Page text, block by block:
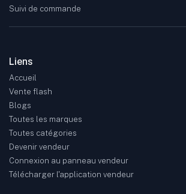
Suivi de commande
Liens
Accueil
Vente flash
Blogs
Toutes les marques
Toutes catégories
Devenir vendeur
Connexion au panneau vendeur
Télécharger l'application vendeur